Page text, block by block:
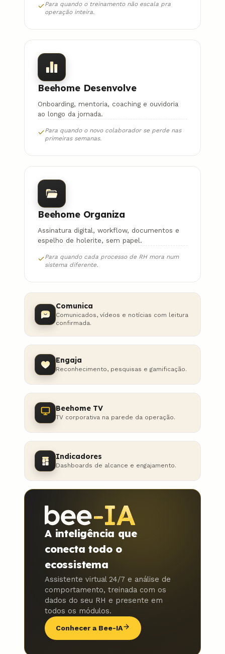
Para quando o treinamento não escala pra
operação inteira.
Beehome Desenvolve
Onboarding, mentoria, coaching e ouvidoria
ao longo da jornada.
Para quando o novo colaborador se perde nas
primeiras semanas.
Beehome Organiza
Assinatura digital, workflow, documentos e
espelho de holerite, sem papel.
Para quando cada processo de RH mora num
sistema diferente.
Comunica
Comunicados, vídeos e notícias com leitura
confirmada.
Engaja
Reconhecimento, pesquisas e gamificação.
Beehome TV
TV corporativa na parede da operação.
Indicadores
Dashboards de alcance e engajamento.
A inteligência que
conecta todo o
ecossistema
Assistente virtual 24/7 e análise de
comportamento, treinada com os
dados do seu RH e presente em
todos os módulos.
Conhecer a Bee-IA